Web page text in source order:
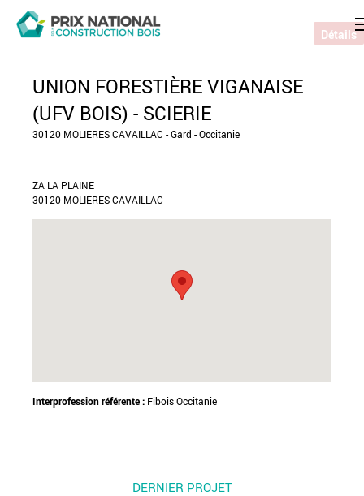
UNION FORESTIÈRE VIGANAISE
(UFV BOIS) - SCIERIE
30120 MOLIERES CAVAILLAC - Gard - Occitanie
ZA LA PLAINE
30120 MOLIERES CAVAILLAC
Interprofession référente : Fibois Occitanie
DERNIER PROJET
Détails